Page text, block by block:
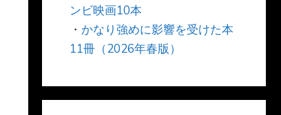
ンビ映画10本
・ かなり強めに影響を受けた本
11冊（2026年春版）